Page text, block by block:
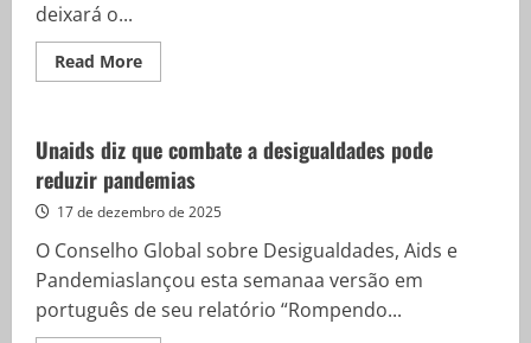
deixará o...
Read MoreRead
more
deixa
o
Ministério
do
Turismo
Unaids diz que combate a desigualdades pode
reduzir pandemias
17 de dezembro de 2025
O Conselho Global sobre Desigualdades, Aids e
Pandemiaslançou esta semanaa versão em
português de seu relatório “Rompendo...